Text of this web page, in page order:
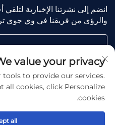
انضم إلى نشرتنا الإخبارية
والرؤى من فريقنا في وي جوي
Subscribe
value your privacy
to provide our services.
all cookies, click Personalize
cookies.
all